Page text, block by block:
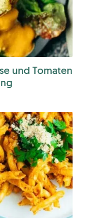
und Tomaten